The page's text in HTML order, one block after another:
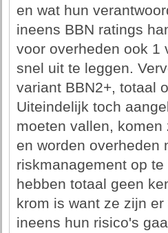
en wat hun
ineens BBN ratings
voor overheden ook 1
snel uit te leggen.
variant BBN2+, totaal
Uiteindelijk toch
moeten vallen,
en worden overheden
riskmanagement op
hebben totaal geen
krom is want ze zijn
ineens hun risico's